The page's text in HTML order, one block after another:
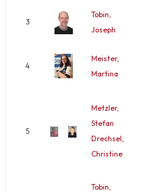
3
Tobin,
Joseph
4
Meister,
Martina
5
Metzler,
Stefan
Drechsel,
Christine
Tobin,